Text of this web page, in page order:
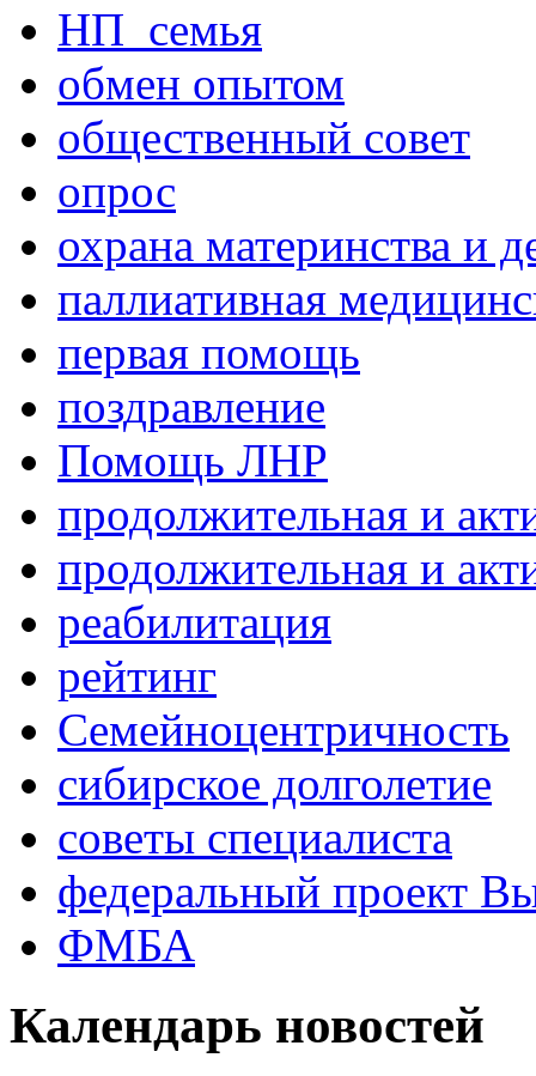
НП_семья
обмен опытом
общественный совет
опрос
охрана материнства и
паллиативная
первая помощь
поздравление
Помощь ЛНР
продолжительная и
продолжительная и
реабилитация
рейтинг
Семейноцентричность
сибирское долголетие
советы специалиста
федеральный проект
ФМБА
Календарь новостей